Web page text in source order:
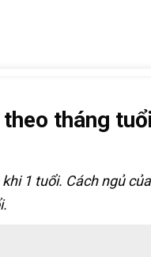
tháng
1 tuổi. Cách ngủ